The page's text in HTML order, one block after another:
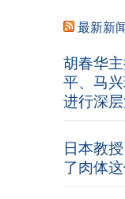
最新新
胡春华
平、马
进行深
日本教
了肉体